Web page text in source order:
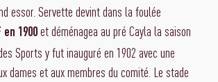
essor. Servette devint dans la foulée
en 1900 et déménagea au pré Cayla la saison
Sports y fut inauguré en 1902 avec une
dames et aux membres du comité. Le stade